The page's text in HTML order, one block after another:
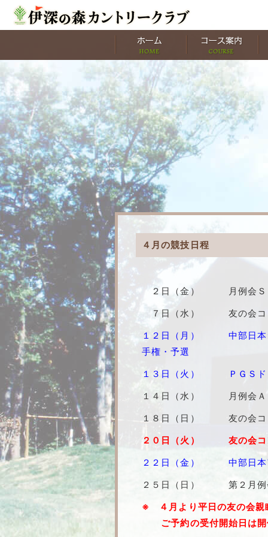
４月の競技日程
２日（金） 月例会Ｓ
７日（水） 友の会コ
１２日（月） 中部日本シ
手権・予選
１３日（火） ＰＧＳド
１４日（水） 月例会Ａ
１８日（日） 友の会コ
２０日（火） 友の会コ
２２日（金） 中部日本ア
２５日（日） 第２月例
※ ４月より平日の友の会親
ご予約の受付開始日は開